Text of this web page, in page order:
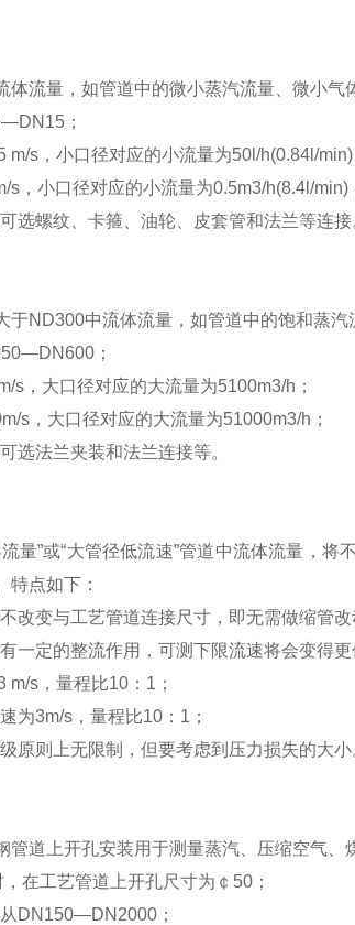
体流量，如管道中的微小蒸汽流量、微小气
；
m/s，小口径对应的小流量为50l/h(0.84l/min)
s，小口径对应的小流量为0.5m3/h(8.4l/min)
选螺纹、卡箍、油轮、皮套管和法兰等连接
于ND300中流体流量，如管道中的饱和蒸
；
s，大口径对应的大流量为5100m3/h；
s，大口径对应的大流量为51000m3/h；
选法兰夹装和法兰连接等。
量”或“大管径低流速”管道中流体流量，
特点如下：
改变与工艺管道连接尺寸，即无需做缩管改
一定的整流作用，可测下限流速将会变得更
m/s，量程比10：1；
为3m/s，量程比10：1；
原则上无限制，但要考虑到压力损失的大小
管道上开孔安装用于测量蒸汽、压缩空气、
在工艺管道上开孔尺寸为￠50；
DN150—DN2000；